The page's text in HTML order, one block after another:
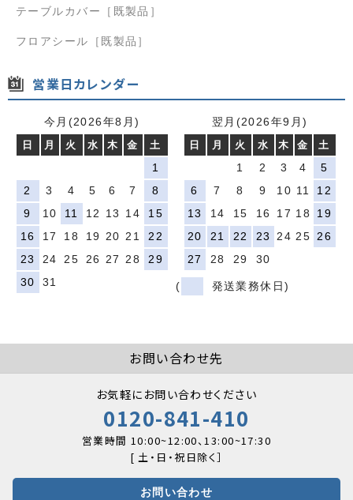
Illustrator（ai）データ作成ガイド
データ作成依頼ガイド
お支払方法
領収書・請求書
返品・交換・キャンセル
会社情報
テーブルカバー［既製品］
フロアシール［既製品］
営業日カレンダー
今月(2026年8月)
日 月 火 水 木 金 土
1
2
3 4 5 6 7
8
9
10 11 12 13 14
15
16
17 18 19 20 21
22
23
24 25 26 27 28
29
30
31
翌月(2026年9月)
日 月 火 水 木 金 土
1 2 3 4
5
6
7 8 9 10 11
12
13
14 15 16 17 18
19
20
21 22 23 24 25
26
27
28 29 30
( 発送業務休日)
お問い合わせ先
お気軽にお問い合わせください
0120-841-410
営業時間 10:00~12:00、13:00~17:30
[ 土・日・祝日除く］
お問い合わせ